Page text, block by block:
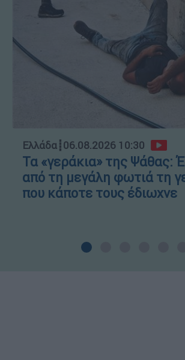
Ελλάδα┋06.08.2026 10:30
Τα «γεράκια» της Ψάθας:
από τη μεγάλη φωτιά τη
που κάποτε τους έδιωχνε